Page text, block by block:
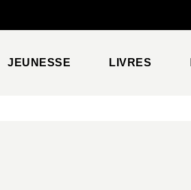
JEUNESSE LIVRES